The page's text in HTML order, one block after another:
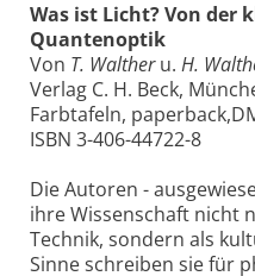
Was ist Licht? Von der
Quantenoptik
Von T. Waltheru. H.
Verlag C. H. Beck,
Farbtafeln,
ISBN 3-406-44722-8
Die Autoren -
ihre Wissenschaft nicht
Technik, sondern als
Sinne schreiben sie für